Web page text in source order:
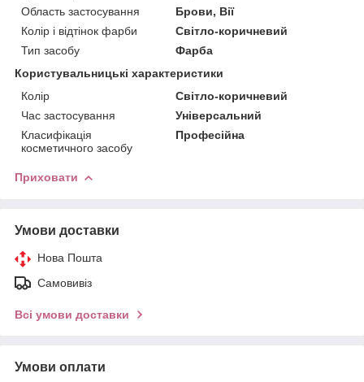
Область застосування
Брови, Вії
Колір і відтінок фарби
Світло-коричневий
Тип засобу
Фарба
Користувальницькі характеристики
Колір
Світло-коричневий
Час застосування
Універсальний
Класифікація
косметичного засобу
Професійна
Приховати
Умови доставки
Нова Пошта
Самовивіз
Всі умови доставки
Умови оплати